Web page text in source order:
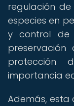
regulación
especies en
y control de
protección
importancia
Además, esta